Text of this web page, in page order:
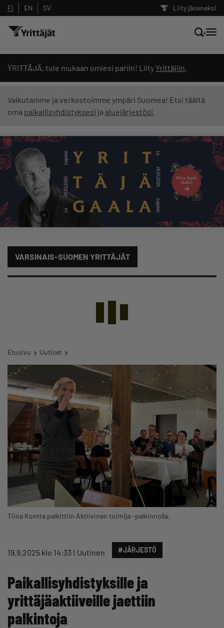
Liity jäseneksi
FI EN SV
YRITTÄJÄ, tule mukaan omiesi pariin! Liity Yrittäjiin
Vaikutamme ja verkostoimme ympäri Suomea! Etsi täältä
oma paikallisyhdistyksesi ja aluejärjestösi
VARSINAIS-SUOMEN YRITTÄJÄT
Etusivu Uutiset
Tiina Kontra palkittiin Aktiivinen toimija -palkinnolla.
19.9.2025 klo 14:33 Uutinen #JÄRJESTÖ
Paikallisyhdistyksille ja
yrittäjäaktiiveille jaettiin
palkintoja
Hae sivustolta tai kysy suoraan
Yrittäjien tekoälyltä
Suodata hakutuloksia: näytä kaikki sisältö